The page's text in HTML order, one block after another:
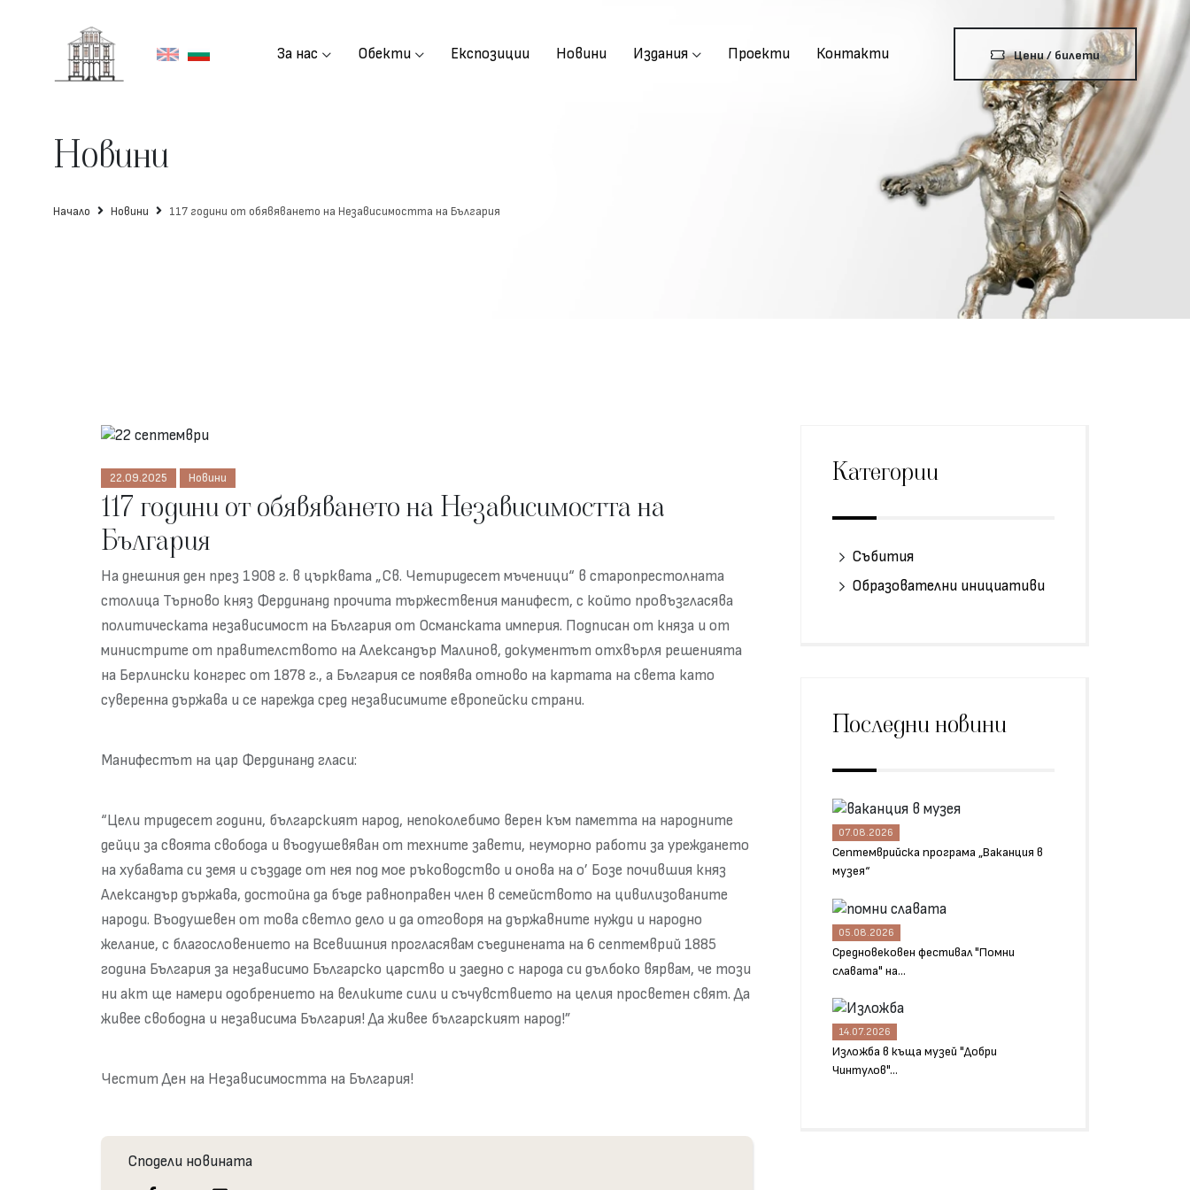
За нас Обекти Експозиции Новини Издания Проекти Контакти Цени / билети
Новини
Начало Новини 117 години от обявяването на Независимостта на България
22.09.2025 Новини
117 години от обявяването на Независимостта на
България
На днешния ден през 1908 г. в църквата „Св. Четиридесет мъченици“ в старопрестолната
столица Търново княз Фердинанд прочита тържествения манифест, с който провъзгласява
политическата независимост на България от Османската империя. Подписан от княза и от
министрите от правителството на Александър Малинов, документът отхвърля решенията
на Берлински конгрес от 1878 г., а България се появява отново на картата на света като
суверенна държава и се нарежда сред независимите европейски страни.
Манифестът на цар Фердинанд гласи:
“Цели тридесет години, българският народ, непоколебимо верен към паметта на народните
дейци за своята свобода и въодушевяван от техните завети, неуморно работи за уреждането
на хубавата си земя и създаде от нея под мое ръководство и онова на о’ Бозе почившия княз
Александър държава, достойна да бъде равноправен член в семейството на цивилизованите
народи. Въодушевен от това светло дело и да отговоря на държавните нужди и народно
желание, с благословението на Всевишния прогласявам съединената на 6 септемврий 1885
година България за независимо Българско царство и заедно с народа си дълбоко вярвам, че този
ни акт ще намери одобрението на великите сили и съчувствието на целия просветен свят. Да
живее свободна и независима България! Да живее българският народ!”
Честит Ден на Независимостта на България!
Сподели новината
Категории
Събития
Образователни инициативи
Последни новини
07.08.2026
Септемврийска програма „Ваканция в
музея“
05.08.2026
Средновековен фестивал "Помни
славата" на...
14.07.2026
Изложба в къща музей "Добри
Чинтулов"...